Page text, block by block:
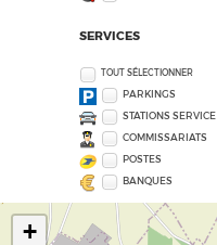
SERVICES
TOUT SÉLECTIONNER
PARKINGS
STATIONS SERVICE
COMMISSARIATS
POSTES
BANQUES
+